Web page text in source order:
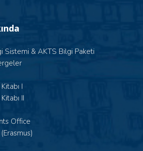
Sistemi & AKTS Bilgi Paketi
I
II
Office